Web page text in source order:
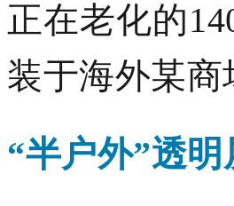
正在老化的
装于海外某商
“半户外”透明